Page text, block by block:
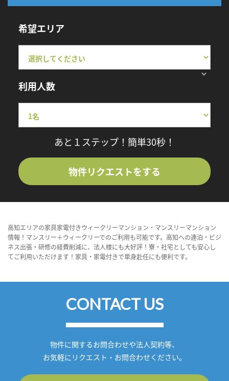
希望エリア
利用人数
あと１ステップ！簡単30秒！
物件リクエストをする
高知エリアの家具家電付きウィークリーマンション・マンスリーマンション
情報！マンスリー＋ウィークリーでのご利用も可能です。高知への連泊・ビジ
ネス出張・研修の経費削減に、法人様にも大好評！寮・社宅としても安心し
てご利用いただけます！家具・家電付きで単身赴任にも便利です。
CONTACT US
物件に関するお問合わせや法人契約等、
お気軽にリクエスト・お問合わせください。